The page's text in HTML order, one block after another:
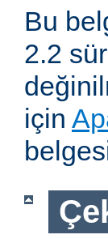
Bu
2.2
için